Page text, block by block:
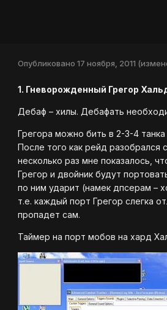
Опубликовано 17 ноября, 2011
1. Гневорожденный Грегор
Дебаф – хилы. Дебафать
Грегора можно бить в 2-3-4
После того как рейд разобрался
несколько раз мне показалось,
Грегор и двойник будут
по ним ударит (намек дпсерам –
т.е. каждый порт Грегор слегка
пропадет сам.
Таймер на порт мобов на хард